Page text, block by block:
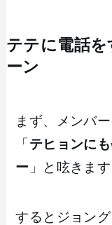
テテに電話
ーン
まず、メンバ
「 テヒョンに
ー 」と呟きます
するとジョン